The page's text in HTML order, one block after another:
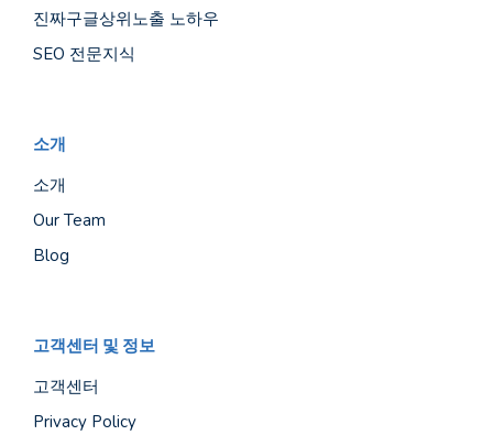
진짜구글상위노출 노하우
SEO 전문지식
소개
소개
Our Team
Blog
고객센터 및 정보
고객센터
Privacy Policy